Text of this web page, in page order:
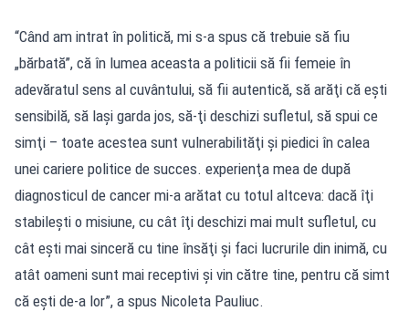
“Când am intrat în politică, mi s-a spus că trebuie să fiu
„bărbată”, că în lumea aceasta a politicii să fii femeie în
adevăratul sens al cuvântului, să fii autentică, să arăţi că eşti
sensibilă, să laşi garda jos, să-ţi deschizi sufletul, să spui ce
simţi – toate acestea sunt vulnerabilităţi şi piedici în calea
unei cariere politice de succes. experienţa mea de după
diagnosticul de cancer mi-a arătat cu totul altceva: dacă îţi
stabileşti o misiune, cu cât îţi deschizi mai mult sufletul, cu
cât eşti mai sinceră cu tine însăţi şi faci lucrurile din inimă, cu
atât oameni sunt mai receptivi şi vin către tine, pentru că simt
că eşti de-a lor”, a spus Nicoleta Pauliuc.